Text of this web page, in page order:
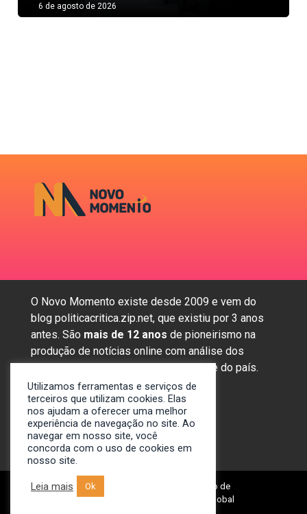
6 de agosto de 2026
O Novo Momento existe desde 2009 e vem do
blog politicacritica.zip.net, que existiu por 3 anos
antes. São mais de 12 anos de pioneirismo na
produção de notícias online com análise dos
assuntos mais importantes da região e do país.
Sobre nós
Anunciar
Contato
© 2009-2024. Portal Novo Momento de
Notícias. Desenvolvido por: Spivit Global
Utilizamos ferramentas e serviços de
terceiros que utilizam cookies. Elas
nos ajudam a oferecer uma melhor
experiência de navegação no site. Ao
navegar em nosso site, você
concorda com o uso de cookies em
nosso site.
Leia mais Ok